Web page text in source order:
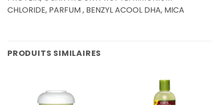
CHLORIDE, PARFUM , BENZYL ACOOL DHA, MICA
PRODUITS SIMILAIRES